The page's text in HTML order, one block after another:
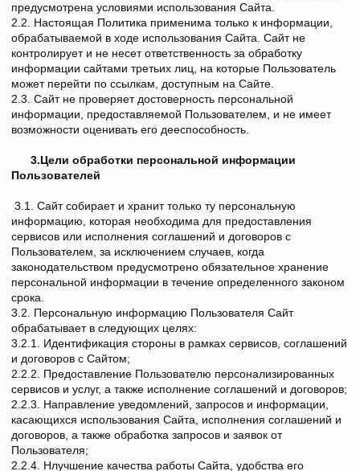
предусмотрена условиями использования Сайта.
2.2. Настоящая Политика применима только к информации,
обрабатываемой в ходе использования Сайта. Сайт не
контролирует и не несет ответственность за обработку
информации сайтами третьих лиц, на которые Пользователь
может перейти по ссылкам, доступным на Сайте.
2.3. Сайт не проверяет достоверность персональной
информации, предоставляемой Пользователем, и не имеет
возможности оценивать его дееспособность.
3.Цели обработки персональной информации
Пользователей
3.1. Сайт собирает и хранит только ту персональную
информацию, которая необходима для предоставления
сервисов или исполнения соглашений и договоров с
Пользователем, за исключением случаев, когда
законодательством предусмотрено обязательное хранение
персональной информации в течение определенного законом
срока.
3.2. Персональную информацию Пользователя Сайт
обрабатывает в следующих целях:
3.2.1. Идентификация стороны в рамках сервисов, соглашений
и договоров с Сайтом;
2.2.2. Предоставление Пользователю персонализированных
сервисов и услуг, а также исполнение соглашений и договоров;
2.2.3. Направление уведомлений, запросов и информации,
касающихся использования Сайта, исполнения соглашений и
договоров, а также обработка запросов и заявок от
Пользователя;
2.2.4. Нлучшение качества работы Сайта, удобства его